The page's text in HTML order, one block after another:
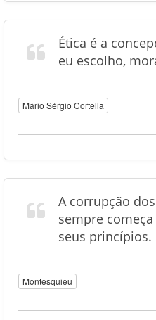
Ética é a
eu escolho,
Mário Sérgio Cortella
A corrupção
sempre
seus princípios.
Montesquieu